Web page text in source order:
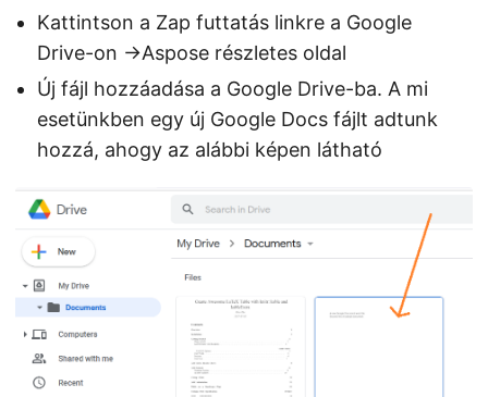
Kattintson a Zap futtatás linkre a Google
Drive-on ->Aspose részletes oldal
Új fájl hozzáadása a Google Drive-ba. A mi
esetünkben egy új Google Docs fájlt adtunk
hozzá, ahogy az alábbi képen látható